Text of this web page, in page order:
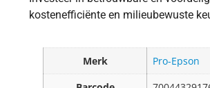
kostenefficiënte en milieubewuste
Merk
Pro-Epson